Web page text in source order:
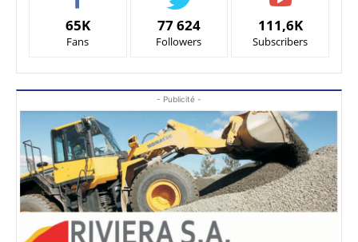
65K
Fans
77 624
Followers
111,6K
Subscribers
- Publicité -